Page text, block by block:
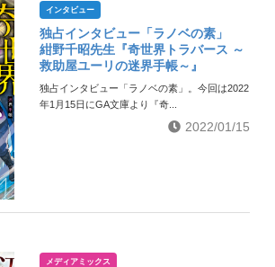
インタビュー
独占インタビュー「ラノベの素」
紺野千昭先生『奇世界トラバース ～
救助屋ユーリの迷界手帳～』
独占インタビュー「ラノベの素」。今回は2022
年1月15日にGA文庫より『奇...
2022/01/15
メディアミックス